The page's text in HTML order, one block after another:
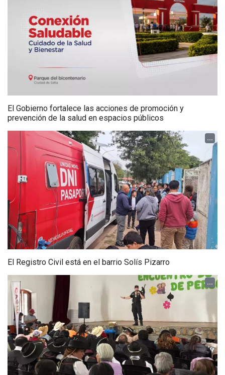
El Gobierno fortalece las acciones de promoción y
prevención de la salud en espacios públicos
...
El Registro Civil está en el barrio Solís Pizarro
...